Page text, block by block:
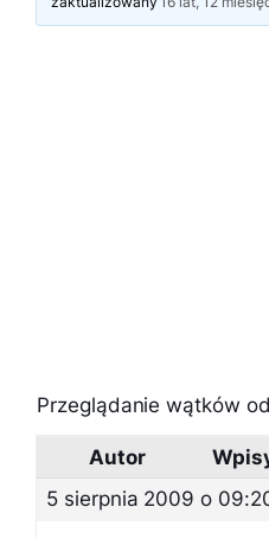
Przeglądanie wątków
Autor
5 sierpnia 2009 o